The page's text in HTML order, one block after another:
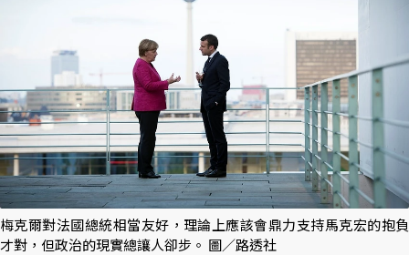
梅克爾對法國總統相當友好，理論上應該會鼎力支持馬克宏的抱負
才對，但政治的現實總讓人卻步。 圖／路透社